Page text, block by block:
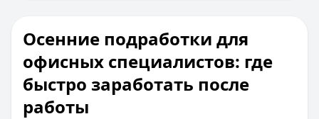
Осенние подработки для
офисных специалистов: где
быстро заработать после
работы